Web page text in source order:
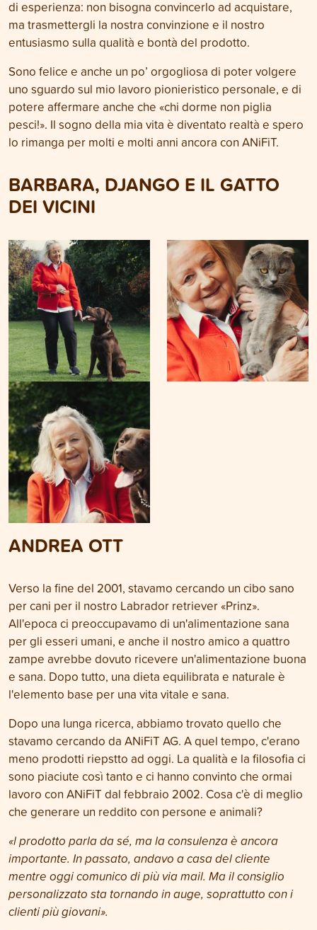
di esperienza: non bisogna convincerlo ad acquistare,
ma trasmettergli la nostra convinzione e il nostro
entusiasmo sulla qualità e bontà del prodotto.
Sono felice e anche un po’ orgogliosa di poter volgere
uno sguardo sul mio lavoro pionieristico personale, e di
potere affermare anche che «chi dorme non piglia
pesci!». Il sogno della mia vita è diventato realtà e spero
lo rimanga per molti e molti anni ancora con ANiFiT.
BARBARA, DJANGO E IL GATTO
DEI VICINI
ANDREA OTT
Verso la fine del 2001, stavamo cercando un cibo sano
per cani per il nostro Labrador retriever «Prinz».
All'epoca ci preoccupavamo di un'alimentazione sana
per gli esseri umani, e anche il nostro amico a quattro
zampe avrebbe dovuto ricevere un'alimentazione buona
e sana. Dopo tutto, una dieta equilibrata e naturale è
l'elemento base per una vita vitale e sana.
Dopo una lunga ricerca, abbiamo trovato quello che
stavamo cercando da ANiFiT AG. A quel tempo, c'erano
meno prodotti riepstto ad oggi. La qualità e la filosofia ci
sono piaciute così tanto e ci hanno convinto che ormai
lavoro con ANiFiT dal febbraio 2002. Cosa c'è di meglio
che generare un reddito con persone e animali?
«l prodotto parla da sé, ma la consulenza è ancora
importante. In passato, andavo a casa del cliente
mentre oggi comunico di più via mail. Ma il consiglio
personalizzato sta tornando in auge, soprattutto con i
clienti più giovani».